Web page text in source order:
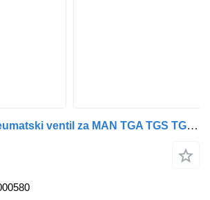
81259026145 pneumatski ventil za MAN TGA TGS TGL TGM kamiona